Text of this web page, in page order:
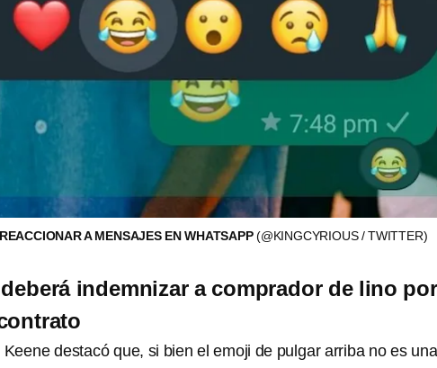
A MENSAJES EN WHATSAPP(@KINGCYRIOUS / TWITTER)
indemnizar a comprador de lino por
Keene destacó que, si bien el emoji de pulgar arriba no es una